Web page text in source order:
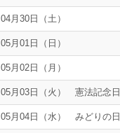
04月30日（土）
05月01日（日）
05月02日（月）
05月03日（火） 憲法記念日
05月04日（水） みどりの日